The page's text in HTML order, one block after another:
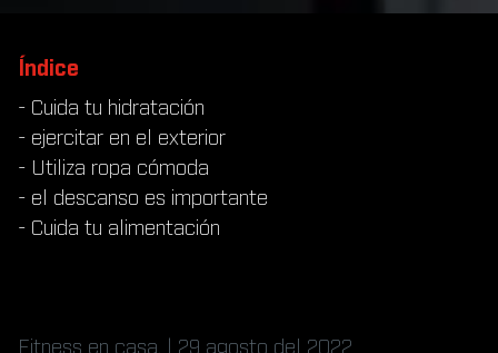
Índice
- Cuida tu hidratación
- ejercitar en el exterior
- Utiliza ropa cómoda
- el descanso es importante
- Cuida tu alimentación
Fitness en casa. | 29 agosto del 2022